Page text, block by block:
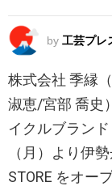
by 工芸プレ
株式会社 季縁
淑恵/宮部 喬史
イクルブラン
（⽉）より伊
STORE をオー